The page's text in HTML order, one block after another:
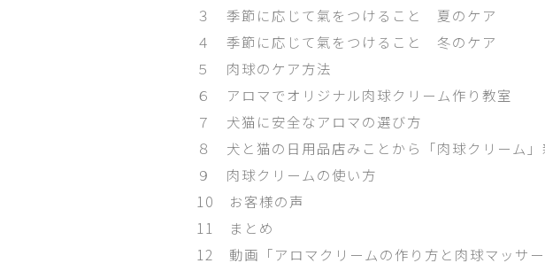
３ 季節に応じて氣をつけること 夏のケア
４ 季節に応じて氣をつけること 冬のケア
５ 肉球のケア方法
６ アロマでオリジナル肉球クリーム作り教室
７ 犬猫に安全なアロマの選び方
８ 犬と猫の日用品店みことから「肉球クリーム」
９ 肉球クリームの使い方
10 お客様の声
11 まとめ
12 動画「アロマクリームの作り方と肉球マッサー